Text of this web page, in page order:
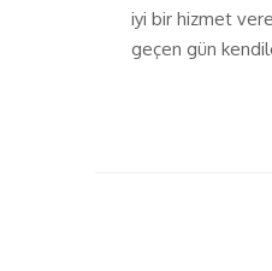
iyi bir hizmet
geçen gün